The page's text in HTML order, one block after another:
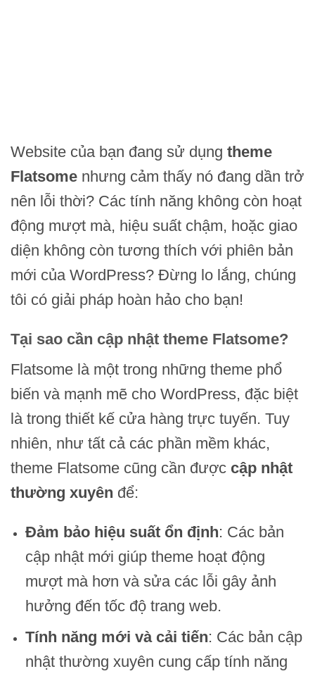
Website của bạn đang sử dụng theme
Flatsome nhưng cảm thấy nó đang dần trở
nên lỗi thời? Các tính năng không còn hoạt
động mượt mà, hiệu suất chậm, hoặc giao
diện không còn tương thích với phiên bản
mới của WordPress? Đừng lo lắng, chúng
tôi có giải pháp hoàn hảo cho bạn!
Tại sao cần cập nhật theme Flatsome?
Flatsome là một trong những theme phổ
biến và mạnh mẽ cho WordPress, đặc biệt
là trong thiết kế cửa hàng trực tuyến. Tuy
nhiên, như tất cả các phần mềm khác,
theme Flatsome cũng cần được cập nhật
thường xuyên để:
Đảm bảo hiệu suất ổn định: Các bản
cập nhật mới giúp theme hoạt động
mượt mà hơn và sửa các lỗi gây ảnh
hưởng đến tốc độ trang web.
Tính năng mới và cải tiến: Các bản cập
nhật thường xuyên cung cấp tính năng